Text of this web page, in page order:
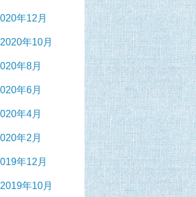
年12月
2020年10月
年8月
年6月
年4月
年2月
年12月
2019年10月